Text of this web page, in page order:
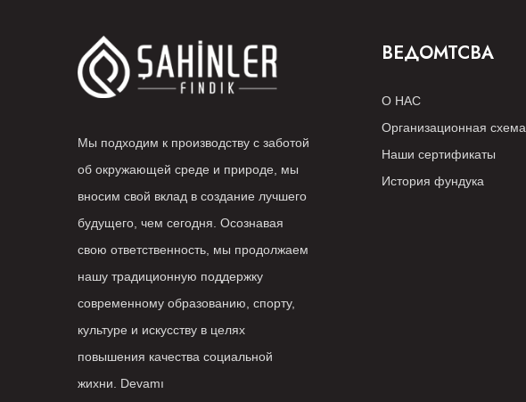
Мы подходим к производству с заботой
об окружающей среде и природе, мы
вносим свой вклад в создание лучшего
будущего, чем сегодня. Осознавая
свою ответственность, мы продолжаем
нашу традиционную поддержку
современному образованию, спорту,
культуре и искусству в целях
повышения качества социальной
жихни. Devamı
ВЕДОМТСВА
О НАС
Организационная схема
Наши сертификаты
История фундука